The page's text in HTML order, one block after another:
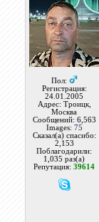
Пол:
Регистрация:
24.01.2005
Адрес: Троицк,
Москва
Сообщений: 6,563
Images: 75
Сказал(а) спасибо:
2,153
Поблагодарили:
1,035 раз(а)
Репутация:39614